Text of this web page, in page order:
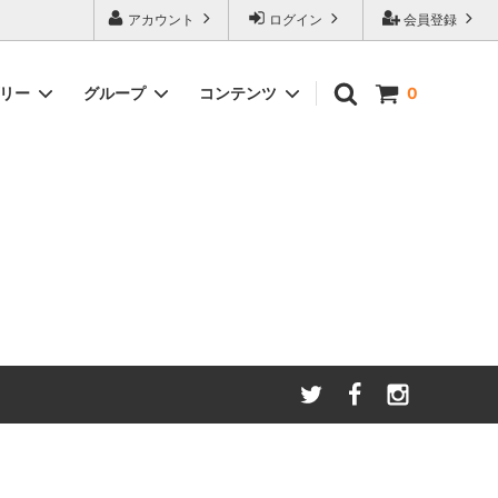
会員登録
ログイン
アカウント
0
ー グループ コンテンツ